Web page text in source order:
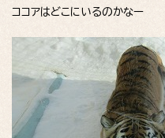
ココアはどこにいるのかなー